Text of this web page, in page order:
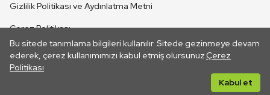
Bu sitede tanımlama bilgileri kullanılır. Sitede gezinmeye devam
ederek, çerez kullanımımızı kabul etmiş olursunuz.Çerez
Politikası
Kabul et
CANLI YAYINLAR
Gizlilik Politikası ve Aydınlatma Metni
Çerez Politikası
İletişim
Her hakkı saklıdır. ©2026 TRT. Bağlantı yoluyla gidilen dış